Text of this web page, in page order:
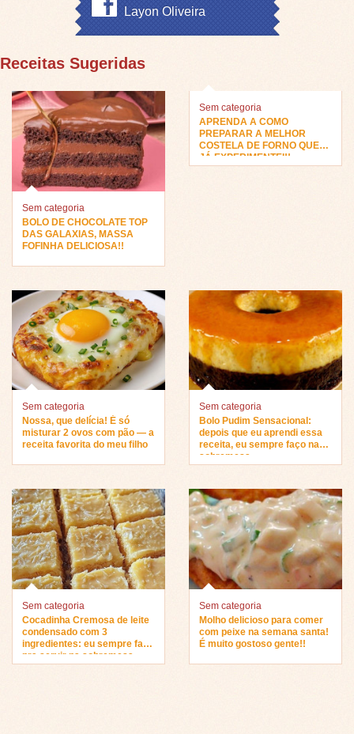
Layon Oliveira
Receitas Sugeridas
Sem categoria
BOLO DE CHOCOLATE TOP
DAS GALAXIAS, MASSA
FOFINHA DELICIOSA!!
Sem categoria
APRENDA A COMO
PREPARAR A MELHOR
COSTELA DE FORNO QUE
JÁ EXPERIMENTEI!!
Sem categoria
Nossa, que delícia! É só
misturar 2 ovos com pão — a
receita favorita do meu filho
Sem categoria
Bolo Pudim Sensacional:
depois que eu aprendi essa
receita, eu sempre faço na
sobremesa…
Sem categoria
Cocadinha Cremosa de leite
condensado com 3
ingredientes: eu sempre faço
pra servir na sobremesa…
Sem categoria
Molho delicioso para comer
com peixe na semana santa!
É muito gostoso gente!!